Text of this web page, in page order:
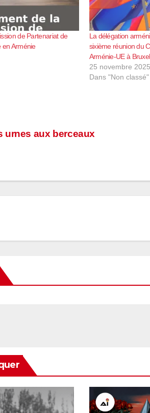
de Partenariat de
en Arménie
La délégation
sixième réunion du
Arménie-UE à
25 novembre 2025
Dans "Non classé"
urnes aux berceaux